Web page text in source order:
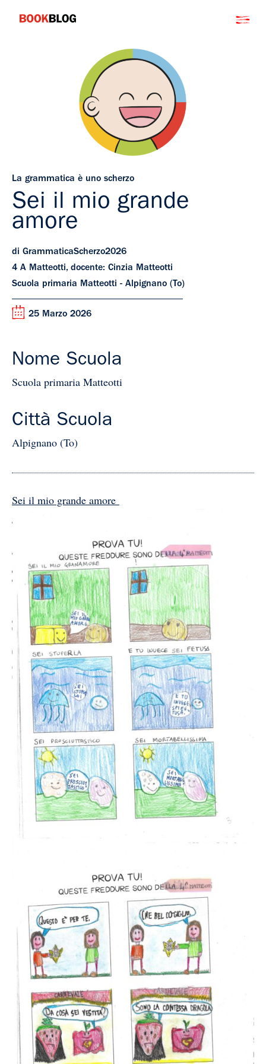
Bookblog
La grammatica è uno scherzo
Sei il mio grande
amore
di GrammaticaScherzo2026
4 A Matteotti, docente: Cinzia Matteotti
Scuola primaria Matteotti - Alpignano (To)
25 Marzo 2026
Nome Scuola
Scuola primaria Matteotti
Città Scuola
Alpignano (To)
Sei il mio grande amore